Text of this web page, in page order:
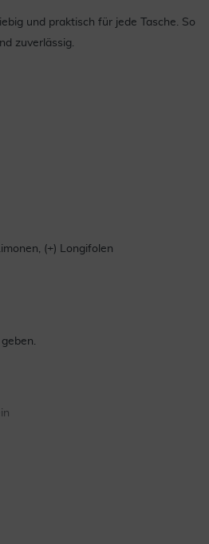
und praktisch für jede Tasche. So
zuverlässig.
(+) Longifolen